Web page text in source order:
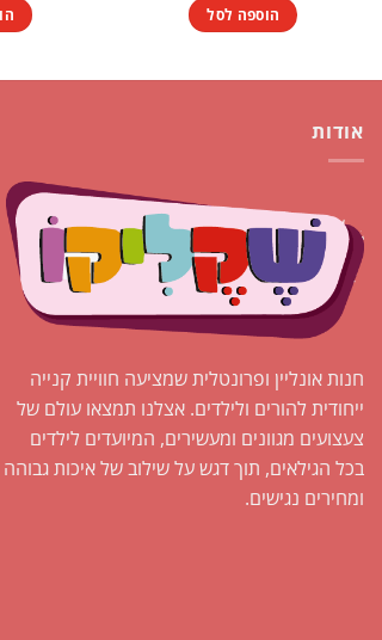
הוספה לסל
אודות
חנות אונליין ופרונטלית שמציעה חוויית קנייה
ייחודית להורים ולילדים. אצלנו תמצאו עולם של
צעצועים מגוונים ומעשירים, המיועדים לילדים
בכל הגילאים, תוך דגש על שילוב של איכות גבוהה
ומחירים נגישים.